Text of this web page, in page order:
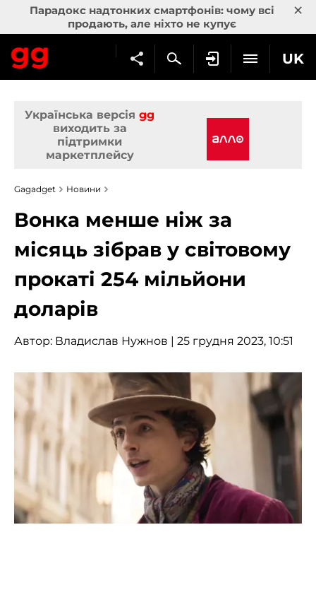
Парадокс надтонких смартфонів: чому всі
продають, але ніхто не купує
×
UK
Українська версія gg
виходить за
підтримки
маркетплейсу
Gagadget Новини
Вонка менше ніж за
місяць зібрав у світовому
прокаті 254 мільйони
доларів
Автор: Владислав Нужнов | 25 грудня 2023, 10:51